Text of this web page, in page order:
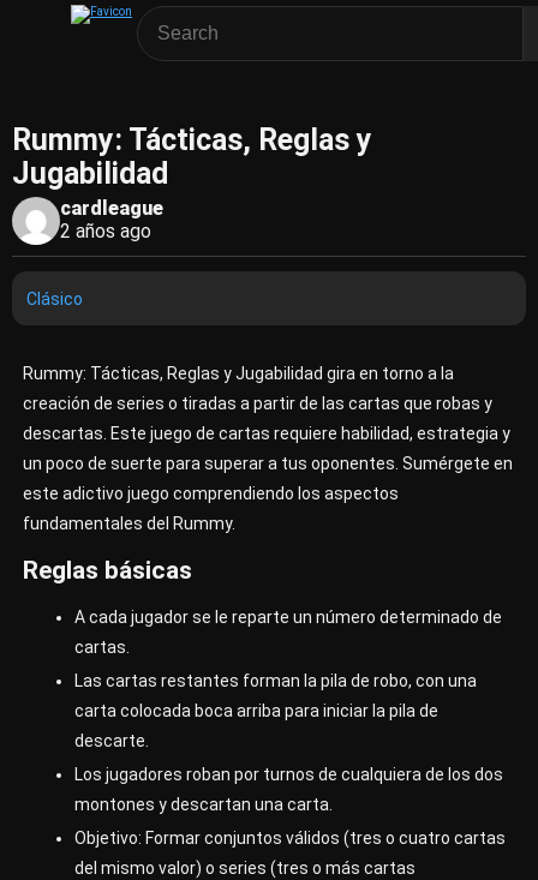
Rummy: Tácticas, Reglas y
Jugabilidad
cardleague
2 años ago
Clásico
Rummy: Tácticas, Reglas y Jugabilidad gira en torno a la
creación de series o tiradas a partir de las cartas que robas y
descartas. Este juego de cartas requiere habilidad, estrategia y
un poco de suerte para superar a tus oponentes. Sumérgete en
este adictivo juego comprendiendo los aspectos
fundamentales del Rummy.
Reglas básicas
A cada jugador se le reparte un número determinado de
cartas.
Las cartas restantes forman la pila de robo, con una
carta colocada boca arriba para iniciar la pila de
descarte.
Los jugadores roban por turnos de cualquiera de los dos
montones y descartan una carta.
Objetivo: Formar conjuntos válidos (tres o cuatro cartas
del mismo valor) o series (tres o más cartas